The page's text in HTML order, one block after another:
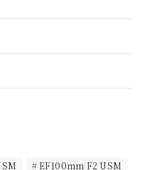
EF100mm F2 USM